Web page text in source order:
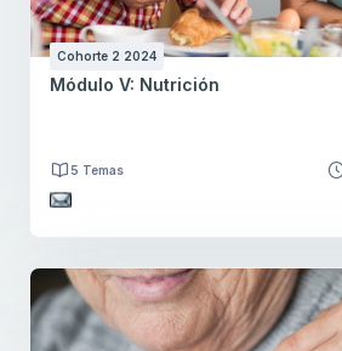
Cohorte 2 2024
Módulo V: Nutrición
5 Temas